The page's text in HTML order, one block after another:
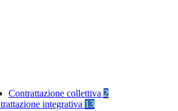
Contrattazione collettiva 2
integrativa 13